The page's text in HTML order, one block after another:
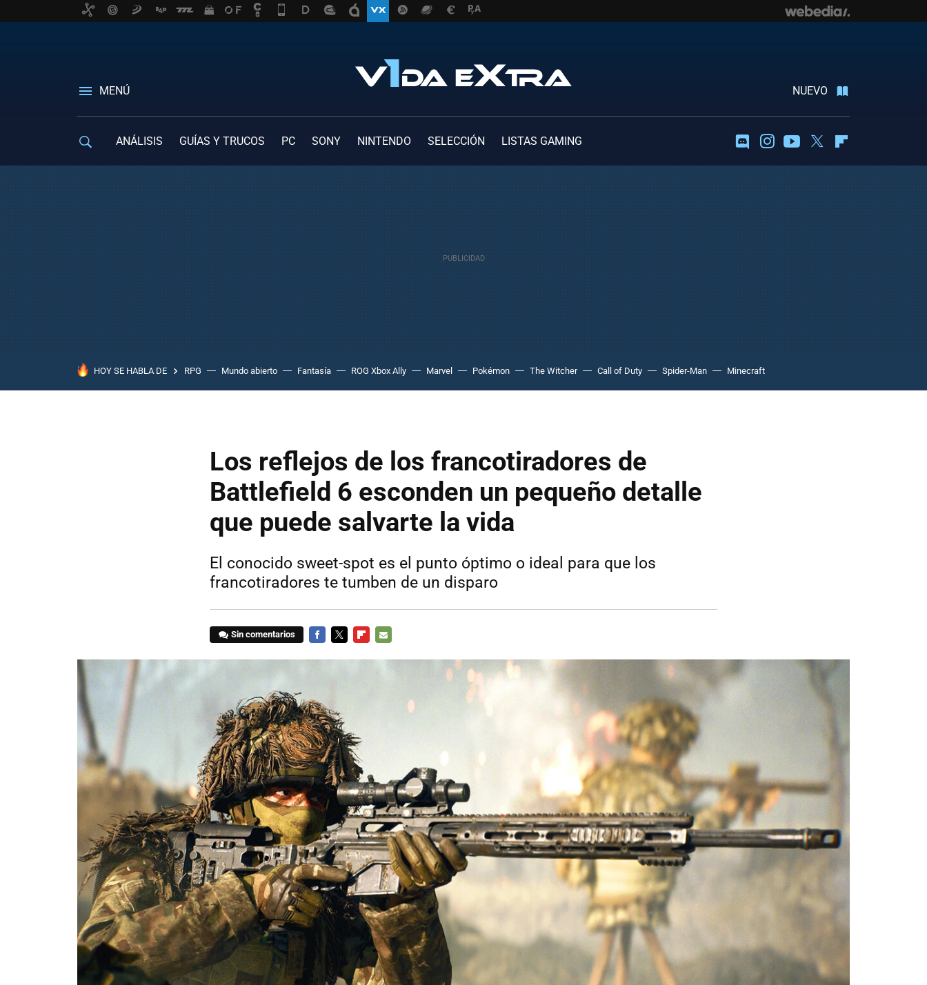
MENÚ NUEVO
ANÁLISIS GUÍAS Y TRUCOS PC SONY NINTENDO SELECCIÓN LISTAS GAMING DiscordInstagramYoutubeTwitter
HOY SE HABLA DE RPG Mundo abierto Fantasía ROG Xbox Ally Marvel Pokémon The Witcher Call of Duty Spider-Man Minecraft
Los reflejos de los francotiradores de
Battlefield 6 esconden un pequeño detalle
que puede salvarte la vida
El conocido sweet-spot es el punto óptimo o ideal para que los
francotiradores te tumben de un disparo
Sin comentarios
MAIL